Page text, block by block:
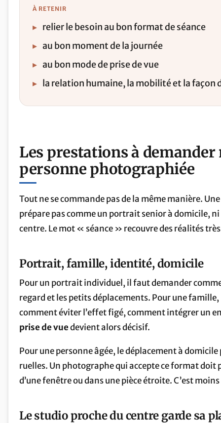
À RETENIR
▸ relier le besoin au bon format de séance
▸ au bon moment de la journée
▸ au bon mode de prise de vue
▸ la relation humaine, la mobilité et la
Les prestations à demander
personne photographiée
Tout ne se commande pas de la même manière.
prépare pas comme un portrait senior à domicile,
centre. Le mot « séance » recouvre des réalités
Portrait, famille, identité, domicile
Pour un portrait individuel, il faut demander
regard et les petits déplacements. Pour une
comment éviter l’effet figé, comment intégrer un
prise de vuedevient alors décisif.
Pour une personne âgée, le déplacement à
ruelles. Un photographe qui accepte ce format doit
d’une fenêtre ou dans une pièce étroite. C’est
Le studio proche du centre garde sa